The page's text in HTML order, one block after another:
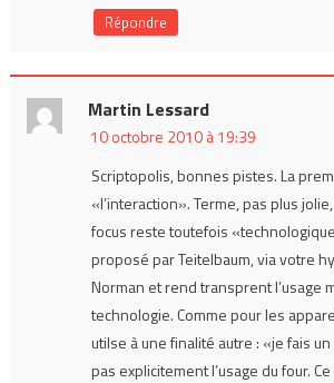
Répondre
Martin Lessard
10 octobre 2010 à 19:39
Scriptopolis, bonnes pistes. La
«l’interaction». Terme, pas plus
focus reste toutefois
proposé par Teitelbaum, via votre
Norman et rend transprent l’usage
technologie. Comme pour les
utilse à une finalité autre : «je fais
pas explicitement l’usage du four.